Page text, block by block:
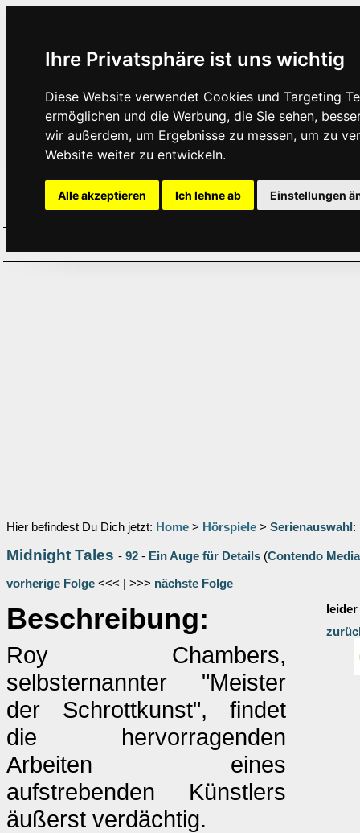
Ihre Privatsphäre ist uns wichtig
Diese Website verwendet Cookies und Targeting
ermöglichen und die Werbung, die Sie sehen,
wir außerdem, um Ergebnisse zu messen, um zu
Website weiter zu entwickeln.
Alle akzeptieren Ich lehne ab Einstellungen
Hier befindest Du Dich jetzt: Home > Hörspiele > Serienauswahl :
Midnight Tales - 92 - Ein Auge für Details (Contendo Media
vorherige Folge <<< | >>> nächste Folge
Beschreibung:
Roy Chambers,
selbsternannter "Meister
der Schrottkunst", findet
die hervorragenden
Arbeiten eines
aufstrebenden Künstlers
äußerst verdächtig.